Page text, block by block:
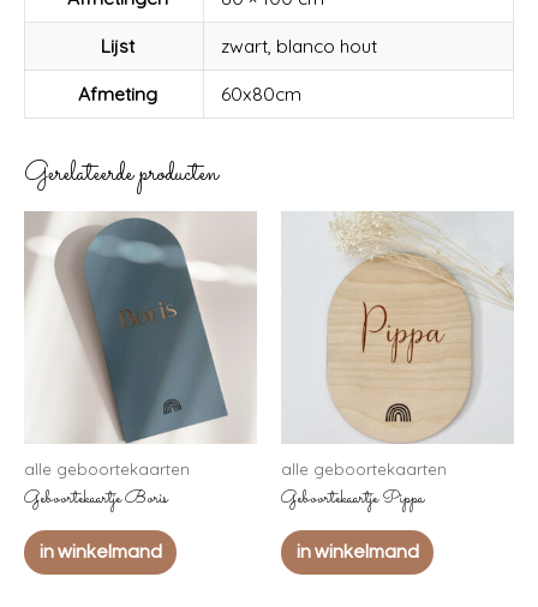
Soot
Lijst
zwart, blanco hout
Afmeting
60x80cm
Gerelateerde producten
alle geboortekaarten
Geboortekaartje Boris
in winkelmand
alle geboortekaarten
Geboortekaartje Pippa
in winkelmand